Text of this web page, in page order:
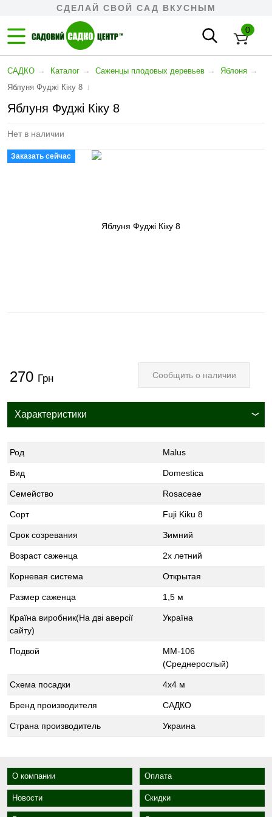
СДЕЛАЙ СВОЙ САД ВКУСНЫМ
0
САДКО → Каталог → Cаженцы плодовых деревьев → Яблоня →
Яблуня Фуджі Кіку 8 ↓
Яблуня Фуджі Кіку 8
Нет в наличии
Заказать сейчас
270 Грн Сообщить о наличии
Характеристики
Род Malus
Вид Domestica
Семейство Rosaceae
Сорт Fuji Kiku 8
Срок созревания Зимний
Возраст саженца 2х летний
Корневая система Открытая
Размер саженца 1,5 м
Країна виробник(На дві аверсії
сайту)
Україна
Подвой
ММ-106
(Среднерослый)
Схема посадки 4x4 м
Бренд производителя САДКО
Страна производитель Украина
О компании Оплата
Новости Скидки